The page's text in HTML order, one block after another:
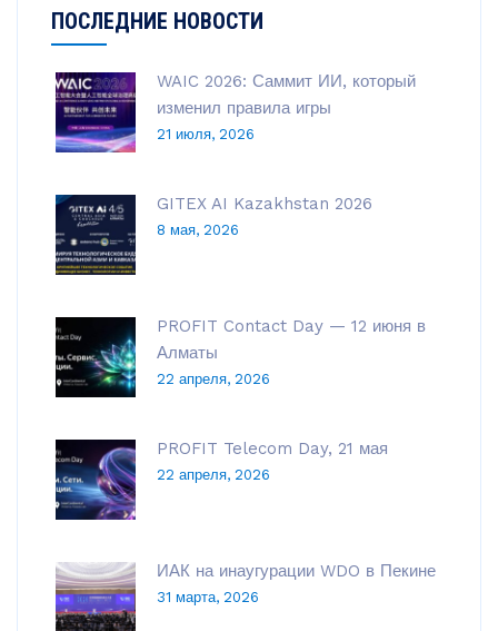
ПОСЛЕДНИЕ НОВОСТИ
WAIC 2026: Саммит ИИ, который
изменил правила игры
21 июля, 2026
GITEX AI Kazakhstan 2026
8 мая, 2026
PROFIT Contact Day — 12 июня в
Алматы
22 апреля, 2026
PROFIT Telecom Day, 21 мая
22 апреля, 2026
ИАК на инаугурации WDO в Пекине
31 марта, 2026